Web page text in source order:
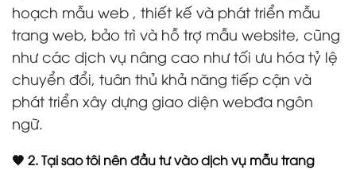
hoạch mẫu web , thiết kế và phát triển mẫu
trang web, bảo trì và hỗ trợ mẫu website, cũng
như các dịch vụ nâng cao như tối ưu hóa tỷ lệ
chuyển đổi, tuân thủ khả năng tiếp cận và
phát triển xây dựng giao diện webđa ngôn
ngữ.
🧡 2. Tại sao tôi nên đầu tư vào dịch vụ mẫu trang